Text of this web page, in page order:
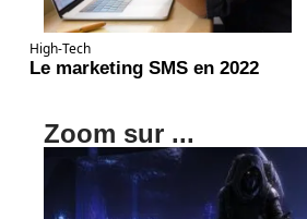
High-Tech
Le marketing SMS en 2022
Zoom sur ...